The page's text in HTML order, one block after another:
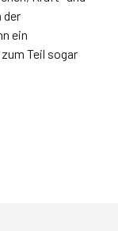
der
ein
Teil sogar